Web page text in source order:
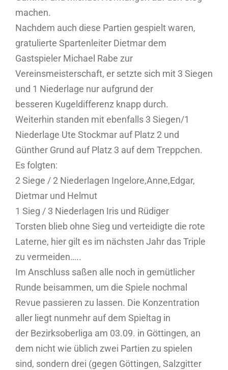
machen.
Nachdem auch diese Partien gespielt waren,
gratulierte Spartenleiter Dietmar dem
Gastspieler Michael Rabe zur
Vereinsmeisterschaft, er setzte sich mit 3 Siegen
und 1 Niederlage nur aufgrund der
besseren Kugeldifferenz knapp durch.
Weiterhin standen mit ebenfalls 3 Siegen/1
Niederlage Ute Stockmar auf Platz 2 und
Günther Grund auf Platz 3 auf dem Treppchen.
Es folgten:
2 Siege / 2 Niederlagen Ingelore,Anne,Edgar,
Dietmar und Helmut
1 Sieg / 3 Niederlagen Iris und Rüdiger​
Torsten blieb ohne Sieg und verteidigte die rote
Laterne, hier gilt es im nächsten Jahr das Triple
zu vermeiden…..
Im Anschluss saßen alle noch in gemütlicher
Runde beisammen, um die Spiele nochmal
Revue passieren zu lassen. Die Konzentration
aller liegt nunmehr auf dem Spieltag in
der Bezirksoberliga am 03.09. in Göttingen, an
dem nicht wie üblich zwei Partien zu spielen
sind, sondern drei (gegen Göttingen, Salzgitter